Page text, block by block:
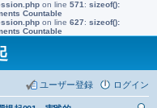
on line 571 : sizeof():
Countable
on line 627: sizeof():
Countable
ログイン
ユーザー登録